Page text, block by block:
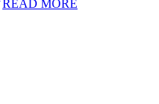
READ MORE